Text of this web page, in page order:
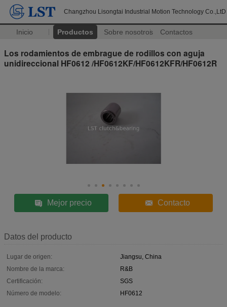
Changzhou Lisongtai Industrial Motion Technology Co.,LtD
Inicio Productos Sobre nosotros Contactos
Los rodamientos de embrague de rodillos con aguja
unidireccional HF0612 /HF0612KF/HF0612KFR/HF0612R
Mejor precio Contacto
Datos del producto
Lugar de origen:
Jiangsu, China
Nombre de la marca:
R&B
Certificación:
SGS
Número de modelo:
HF0612